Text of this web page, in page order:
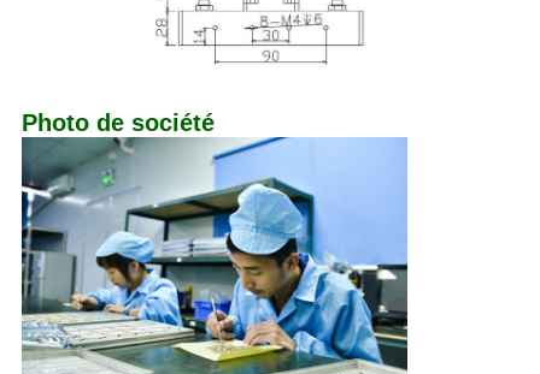
Photo de société